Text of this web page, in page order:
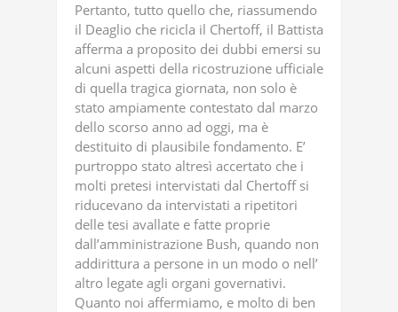
Pertanto, tutto quello che, riassumendo
il Deaglio che ricicla il Chertoff, il Battista
afferma a proposito dei dubbi emersi su
alcuni aspetti della ricostruzione ufficiale
di quella tragica giornata, non solo è
stato ampiamente contestato dal marzo
dello scorso anno ad oggi, ma è
destituito di plausibile fondamento. E’
purtroppo stato altresì accertato che i
molti pretesi intervistati dal Chertoff si
riducevano da intervistati a ripetitori
delle tesi avallate e fatte proprie
dall’amministrazione Bush, quando non
addirittura a persone in un modo o nell’
altro legate agli organi governativi.
Quanto noi affermiamo, e molto di ben